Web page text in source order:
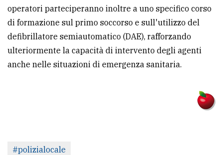
operatori parteciperanno inoltre a uno specifico corso
di formazione sul primo soccorso e sull'utilizzo del
defibrillatore semiautomatico (DAE), rafforzando
ulteriormente la capacità di intervento degli agenti
anche nelle situazioni di emergenza sanitaria.
#polizialocale